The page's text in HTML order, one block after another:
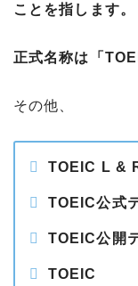
ことを指します。
正式名称は「
その他、
TOEIC L &
TOEIC公式
TOEIC公開
TOEIC